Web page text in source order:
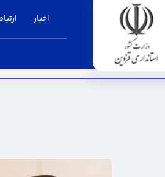
اخبار
قزوین